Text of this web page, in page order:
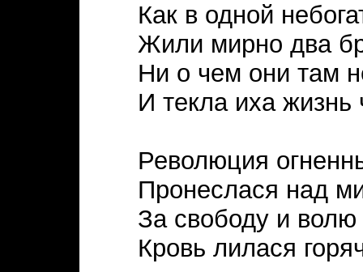
Как в одной
Жили мирно два
Ни о чем они там
И текла иха жизнь
Революция
Пронеслася над
За свободу и волю
Кровь лилася